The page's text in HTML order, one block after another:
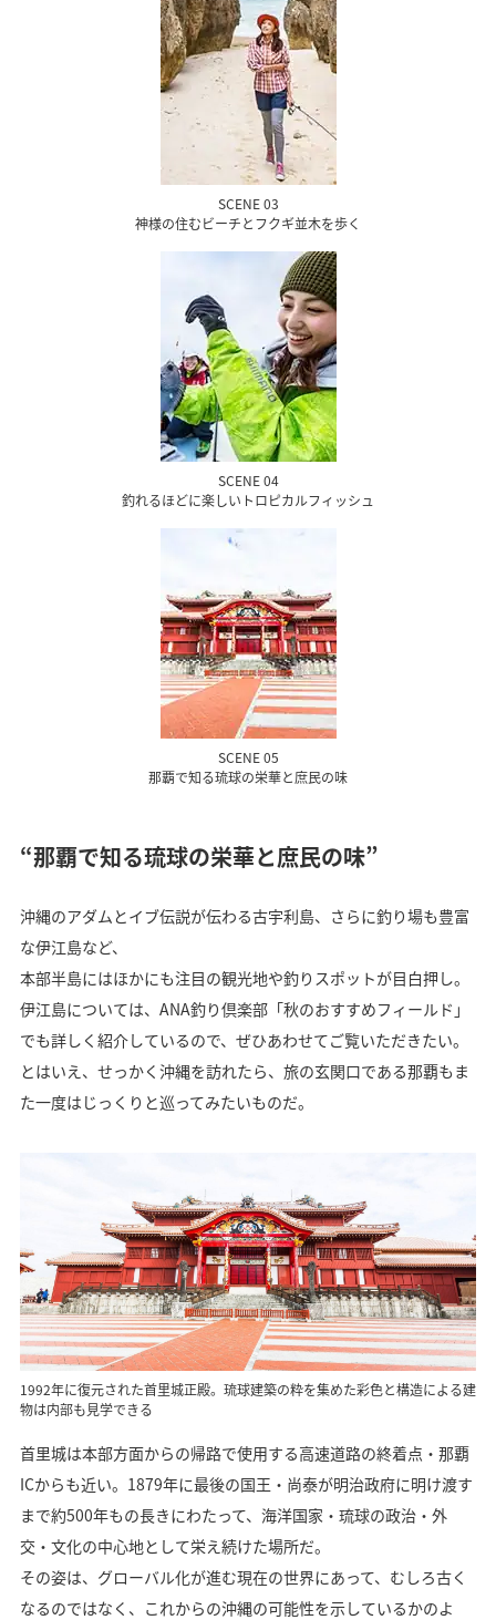
SCENE 03
神様の住むビーチとフクギ並木を歩く
SCENE 04
釣れるほどに楽しいトロピカルフィッシュ
SCENE 05
那覇で知る琉球の栄華と庶民の味
“那覇で知る琉球の栄華と庶民の味”
沖縄のアダムとイブ伝説が伝わる古宇利島、さらに釣り場も豊富
な伊江島など、
本部半島にはほかにも注目の観光地や釣りスポットが目白押し。
伊江島については、ANA釣り倶楽部「秋のおすすめフィールド」
でも詳しく紹介しているので、ぜひあわせてご覧いただきたい。
とはいえ、せっかく沖縄を訪れたら、旅の玄関口である那覇もま
た一度はじっくりと巡ってみたいものだ。
1992年に復元された首里城正殿。琉球建築の粋を集めた彩色と構造による建
物は内部も見学できる
首里城は本部方面からの帰路で使用する高速道路の終着点・那覇
ICからも近い。1879年に最後の国王・尚泰が明治政府に明け渡す
まで約500年もの長きにわたって、海洋国家・琉球の政治・外
交・文化の中心地として栄え続けた場所だ。
その姿は、グローバル化が進む現在の世界にあって、むしろ古く
なるのではなく、これからの沖縄の可能性を示しているかのよ